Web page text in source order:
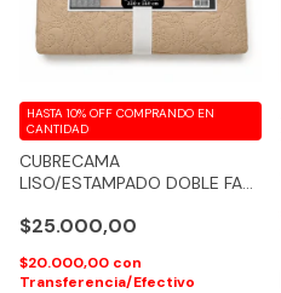
CUBRECAMA
LISO/ESTAMPADO DOBLE FAZ
$25.000,00
HASTA 10% OFF COMPRANDO EN
CANTIDAD
$20.000,00 con
Transferencia/Efectivo